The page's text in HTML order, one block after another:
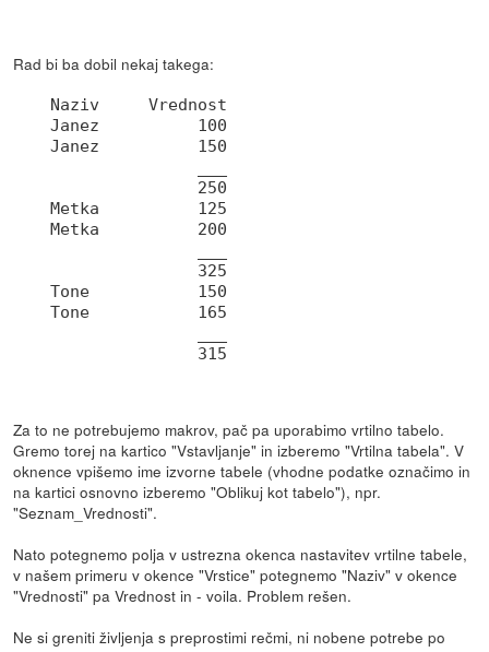
Rad bi ba dobil nekaj takega:
Naziv     Vrednost
Janez          100
Janez          150
               250
Metka          125
Metka          200
               325
Tone           150
Tone           165
Za to ne potrebujemo makrov, pač pa uporabimo vrtilno tabelo.
Gremo torej na kartico "Vstavljanje" in izberemo "Vrtilna tabela". V
oknence vpišemo ime izvorne tabele (vhodne podatke označimo in
na kartici osnovno izberemo "Oblikuj kot tabelo"), npr.
"Seznam_Vrednosti".
Nato potegnemo polja v ustrezna okenca nastavitev vrtilne tabele,
v našem primeru v okence "Vrstice" potegnemo "Naziv" v okence
"Vrednosti" pa Vrednost in - voila. Problem rešen.
Ne si greniti življenja s preprostimi rečmi, ni nobene potrebe po